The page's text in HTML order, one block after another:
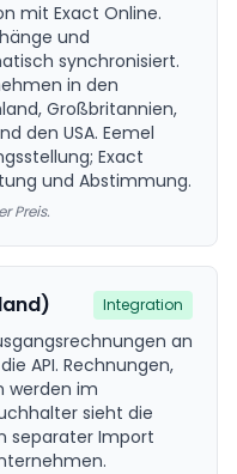
mit Exact Online.
und
synchronisiert.
in den
Großbritannien,
den USA. Eemel
Exact
und Abstimmung.
Preis.
Integration
an
API. Rechnungen,
werden im
sieht die
separater Import